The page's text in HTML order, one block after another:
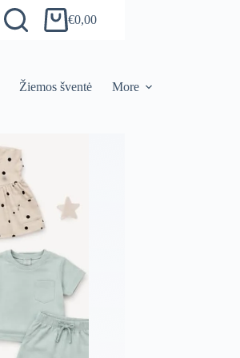
Shopping
€0,00
Žiemos šventė More